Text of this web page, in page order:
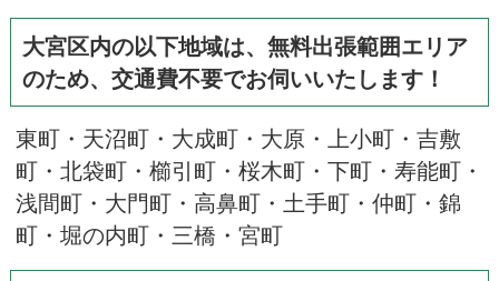
大宮区内の以下地域は、無料出張範囲エリア
のため、交通費不要でお伺いいたします！
東町・天沼町・大成町・大原・上小町・吉敷
町・北袋町・櫛引町・桜木町・下町・寿能町・
浅間町・大門町・高鼻町・土手町・仲町・錦
町・堀の内町・三橋・宮町